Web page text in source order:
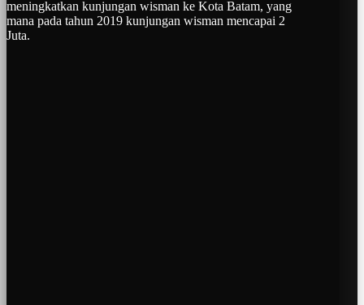
meningkatkan kunjungan wisman ke Kota Batam, yang
mana pada tahun 2019 kunjungan wisman mencapai 2
Juta.